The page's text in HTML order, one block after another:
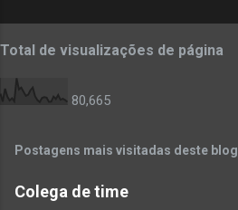
Total de visualizações de página
80,665
Postagens mais visitadas deste blog
Colega de time